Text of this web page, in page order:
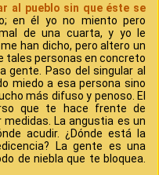
al pueblo sin que éste se
en él yo no miento pero
de una cuarta, y yo le
han dicho, pero altero un
tales personas en concreto
gente. Paso del singular al
miedo a esa persona sino
más difuso y penoso. El
que te hace frente de
La angustia es un
acudir. ¿Dónde está la
La gente es una
de niebla que te bloquea.